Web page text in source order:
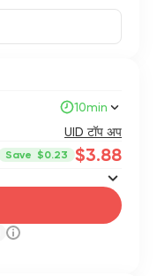
10min
UID टॉप अप
Save $0.23 $3.88